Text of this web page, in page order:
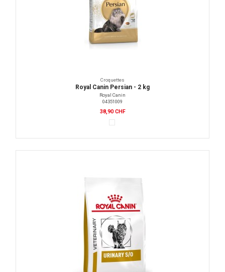
Croquettes
Royal Canin Persian - 2 kg
Royal Canin
04351009
38,90 CHF